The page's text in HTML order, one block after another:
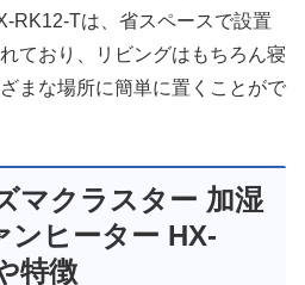
RK12-Tは、省スペースで設置
ており、リビングはもちろん寝
まな場所に簡単に置くことがで
マクラスター 加湿
ンヒーター HX-
特徴